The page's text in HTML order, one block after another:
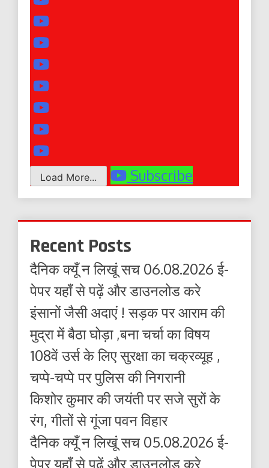
Load More... Subscribe
Recent Posts
दैनिक क्यूँ न लिखूं सच 06.08.2026 ई-
पेपर यहाँ से पढ़ें और डाउनलोड करे
इंसानों जैसी अदाएं ! सड़क पर आराम की
मुद्रा में बैठा घोड़ा ,बना चर्चा का विषय
108वें उर्स के लिए सुरक्षा का चक्रव्यूह ,
चप्पे-चप्पे पर पुलिस की निगरानी
किशोर कुमार की जयंती पर सजे सुरों के
रंग, गीतों से गूंजा पवन विहार
दैनिक क्यूँ न लिखूं सच 05.08.2026 ई-
पेपर यहाँ से पढ़ें और डाउनलोड करे